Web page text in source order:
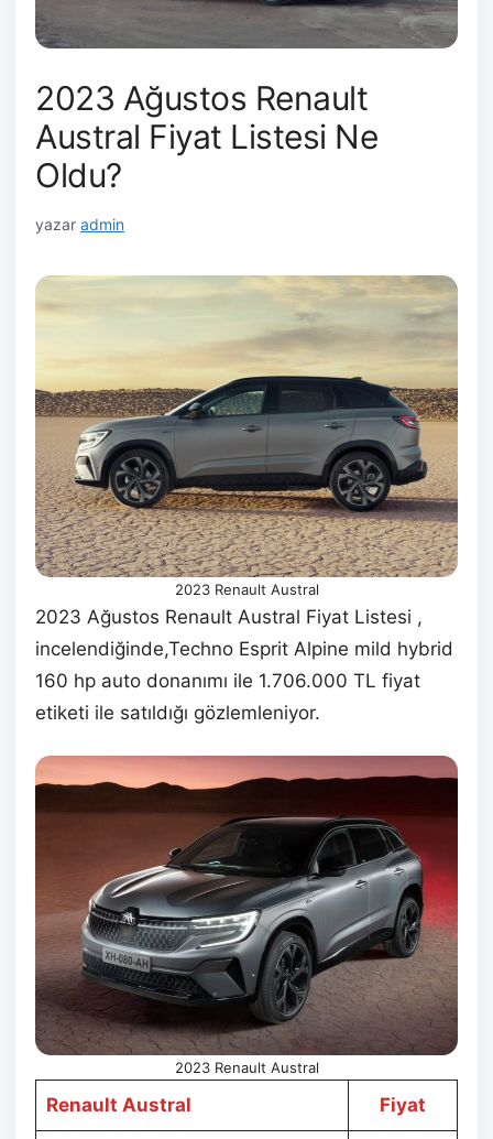
2023 Ağustos Renault
Austral Fiyat Listesi Ne
Oldu?
yazar admin
2023 Renault Austral
2023 Ağustos Renault Austral Fiyat Listesi ,
incelendiğinde,Techno Esprit Alpine mild hybrid
160 hp auto donanımı ile 1.706.000 TL fiyat
etiketi ile satıldığı gözlemleniyor.
2023 Renault Austral
Renault Austral Fiyat